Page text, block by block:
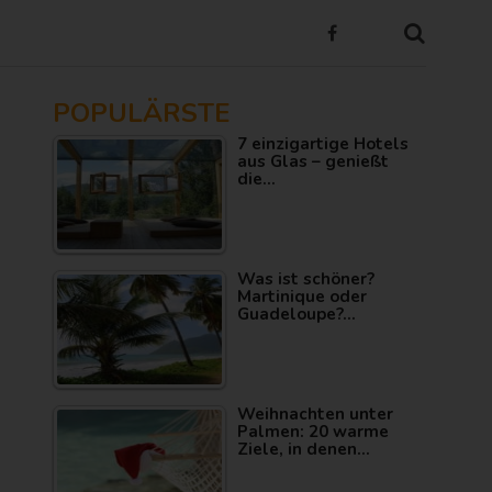
POPULÄRSTE
7 einzigartige Hotels
aus Glas – genießt
die…
Was ist schöner?
Martinique oder
Guadeloupe?…
Weihnachten unter
Palmen: 20 warme
Ziele, in denen…